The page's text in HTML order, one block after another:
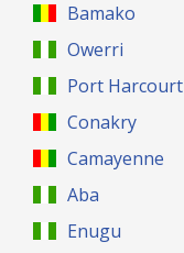
Bamako
Owerri
Port Harcourt
Conakry
Camayenne
Aba
Enugu